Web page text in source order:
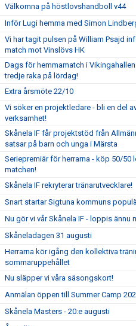
Välkomna på höstlovshandboll v44
Inför Lugi hemma med Simon
Vi har tagit pulsen på William Psajd
match mot Vinslövs HK
Dags för hemmamatch i
tredje raka på lördag!
Extra årsmöte 22/10
Vi söker en projektledare - bli en del
verksamhet!
Skånela IF får projektstöd från
satsar på barn och unga i Märsta
Seriepremiär för herrarna - köp 50/50
matchen!
Skånela IF rekryterar tränarutvecklare!
Snart startar Sigtuna kommuns
Nu gör vi vår Skånela IF - loppis ännu
Skåneladagen 31 augusti
Herrarna kör igång den kollektiva
sommaruppehållet
Nu släpper vi våra säsongskort!
Anmälan öppen till Summer Camp
Skånela Masters - 20:e augusti